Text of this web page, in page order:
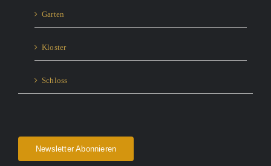
Garten
Kloster
Schloss
Newsletter Abonnieren